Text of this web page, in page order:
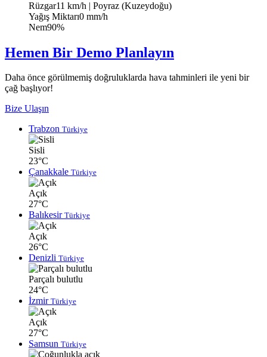
Rüzgar11 km/h | Poyraz (Kuzeydoğu)
Yağış Miktarı0 mm/h
Nem90%
Hemen Bir Demo Planlayın
Daha önce görülmemiş doğruluklarda hava tahminleri ile yeni bir
çağ başlıyor!
Bize Ulaşın
Trabzon Türkiye
Sisli
23°C
Çanakkale Türkiye
Açık
27°C
Balıkesir Türkiye
Açık
26°C
Denizli Türkiye
Parçalı bulutlu
24°C
İzmir Türkiye
Açık
27°C
Samsun Türkiye